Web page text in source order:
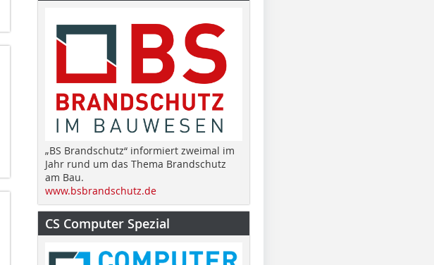
„BS Brandschutz“ informiert zweimal im
Jahr rund um das Thema Brandschutz
am Bau.
www.bsbrandschutz.de
CS Computer Spezial